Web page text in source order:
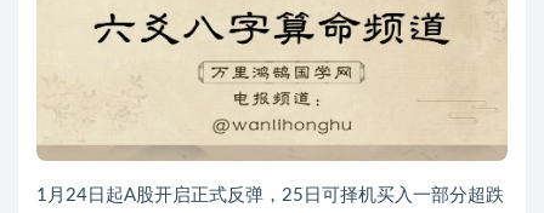
1月24日起A股开启正式反弹，25日可择机买入一部分超跌